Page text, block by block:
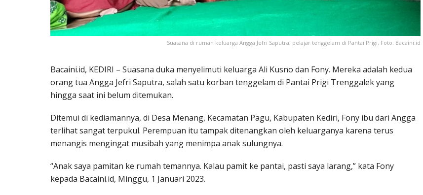
Suasana di rumah keluarga Angga Jefri Saputra, pelajar tenggelam di Pantai Prigi. Foto: Bacaini.id
Bacaini.id, KEDIRI – Suasana duka menyelimuti keluarga Ali Kusno dan Fony. Mereka adalah kedua
orang tua Angga Jefri Saputra, salah satu korban tenggelam di Pantai Prigi Trenggalek yang
hingga saat ini belum ditemukan.
Ditemui di kediamannya, di Desa Menang, Kecamatan Pagu, Kabupaten Kediri, Fony ibu dari Angga
terlihat sangat terpukul. Perempuan itu tampak ditenangkan oleh keluarganya karena terus
menangis mengingat musibah yang menimpa anak sulungnya.
“Anak saya pamitan ke rumah temannya. Kalau pamit ke pantai, pasti saya larang,” kata Fony
kepada Bacaini.id, Minggu, 1 Januari 2023.